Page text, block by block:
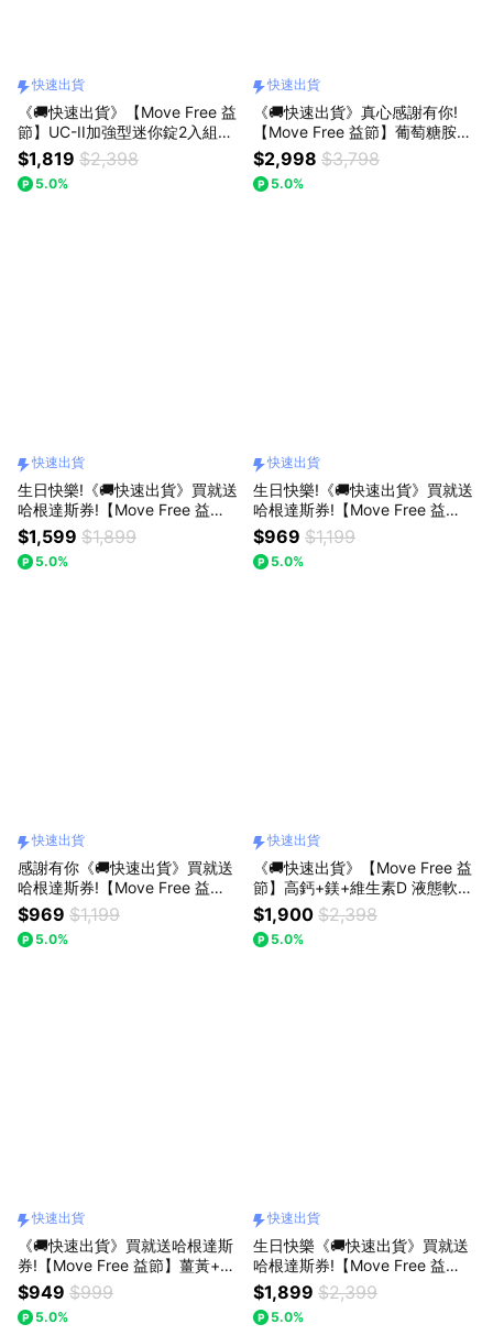
快速出貨
《🚚快速出貨》【Move Free 益
節】UC-II加強型迷你錠2入組禮
盒裝🗽送星巴克禮券(祝福小卡)
$1,819 $2,398
5.0%
快速出貨
《🚚快速出貨》真心感謝有你!
【Move Free 益節】葡萄糖胺六
合一精華飲25毫升(30包)2盒
$2,998 $3,798
5.0%
快速出貨
生日快樂!《🚚快速出貨》買就送
哈根達斯券!【Move Free 益
節】葡萄糖胺六合一精華飲 25
毫升30包1盒(禮袋+祝福小卡)
$1,599 $1,899
5.0%
快速出貨
生日快樂!《🚚快速出貨》買就送
哈根達斯券!【Move Free 益
節】UC-II加強型迷你錠(30錠/
瓶)(禮袋+祝福小卡)
$969 $1,199
5.0%
快速出貨
感謝有你《🚚快速出貨》買就送
哈根達斯券!【Move Free 益
節】UC-II加強型迷你錠(30錠/
瓶)(禮袋+祝福小卡)
$969 $1,199
5.0%
快速出貨
《🚚快速出貨》【Move Free 益
節】高鈣+鎂+維生素D 液態軟膠
囊2入組禮盒裝🗽送星巴克禮券
$1,900 $2,398
5.0%
快速出貨
《🚚快速出貨》買就送哈根達斯
券!【Move Free 益節】薑黃+羅
望精萃迷你錠 (30錠/瓶)(禮袋
+祝福小卡)
$949 $999
5.0%
快速出貨
生日快樂《🚚快速出貨》買就送
哈根達斯券!【Move Free 益
節】NEURIVA 益思維 PLUS 加
強膠囊(30錠/盒)(禮袋+祝福小
卡)
$1,899 $2,399
5.0%